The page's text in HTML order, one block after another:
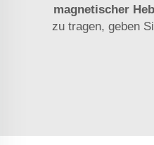
magnetischer
zu tragen, geben